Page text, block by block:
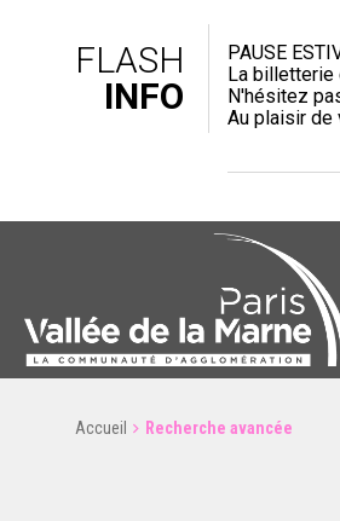
FLASH
INFO
PAUSE
La billetterie
N'hésitez
Au plaisir de
Accueil Recherche avancée